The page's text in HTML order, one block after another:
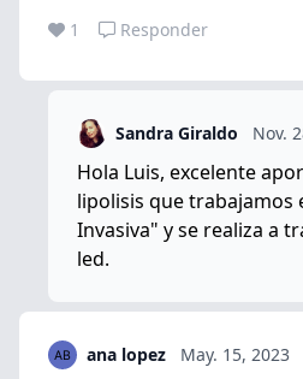
1 Responder
Sandra Giraldo Nov.
Hola Luis, excelente
lipolisis que trabajamos
Invasiva" y se realiza a
led.
ana lopez May. 15, 2023